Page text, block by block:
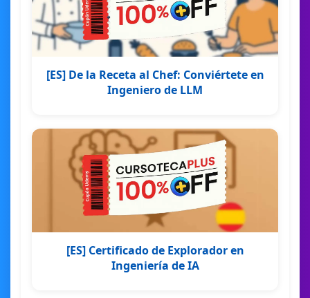
[ES] De la Receta al Chef: Conviértete en
Ingeniero de LLM
[ES] Certificado de Explorador en
Ingeniería de IA